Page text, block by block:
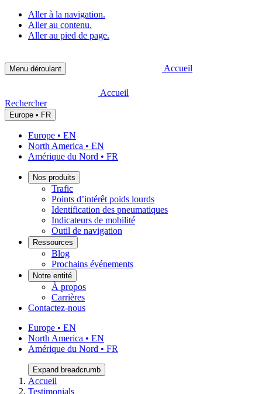
Aller à la navigation.
Aller au contenu.
Aller au pied de page.
Menu déroulant Accueil
Accueil
Rechercher
Europe • FR
Europe • EN
North America • EN
Amérique du Nord • FR
Nos produits
Trafic
Points d’intérêt poids lourds
Identification des pneumatiques
Indicateurs de mobilité
Outil de navigation
Ressources
Blog
Prochains événements
Notre entité
À propos
Carrières
Contactez-nous
Europe • EN
North America • EN
Amérique du Nord • FR
Expand breadcrumb
Accueil
Testimonials